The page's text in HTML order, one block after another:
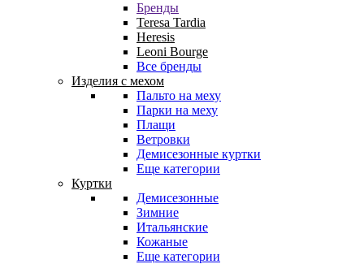
Бренды
Teresa Tardia
Heresis
Leoni Bourge
Все бренды
Изделия с мехом
Пальто на меху
Парки на меху
Плащи
Ветровки
Демисезонные куртки
Еще категории
Куртки
Демисезонные
Зимние
Итальянские
Кожаные
Еще категории